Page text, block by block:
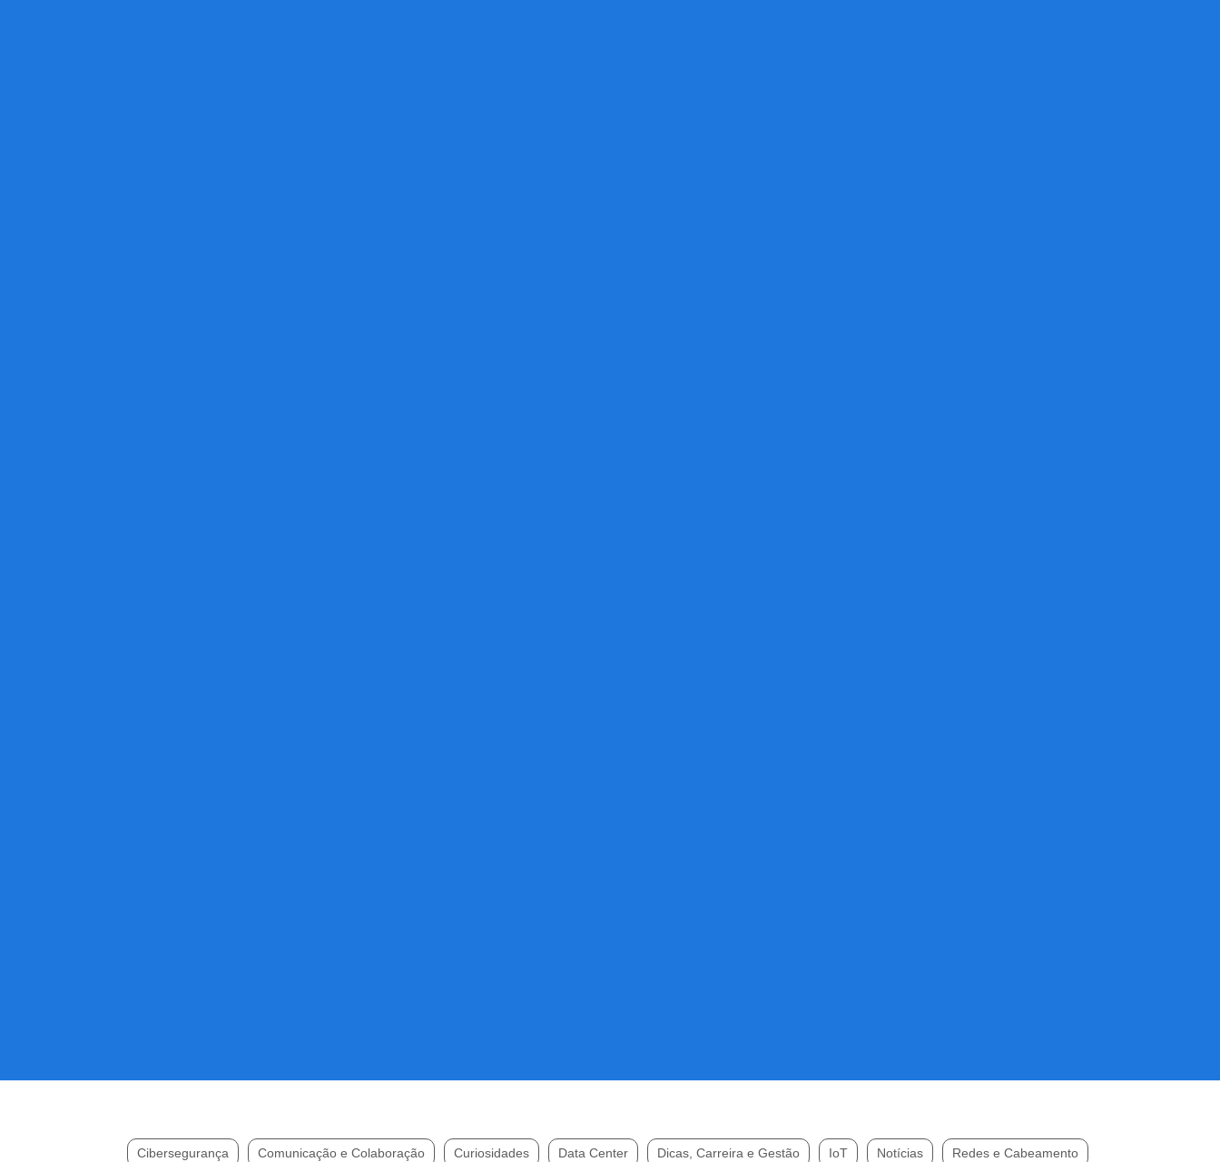
Cibersegurança Comunicação e Colaboração Curiosidades Data Center Dicas, Carreira e Gestão IoT Notícias Redes e Cabeamento